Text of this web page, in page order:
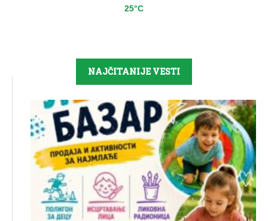
25°C
NAJČITANIJE VESTI